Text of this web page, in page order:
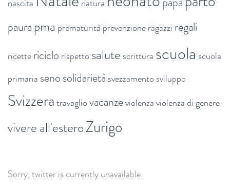
nascita natura
paura pma prematurità prevenzioneragazzi regali
ricettericiclo rispetto salute scrittura scuola scuola
primaria senosolidarietà svezzamento sviluppo
Svizzeratravagliovacanzeviolenzaviolenza di genere
vivere all'esteroZurigo
Sorry, twitter is currently unavailable.